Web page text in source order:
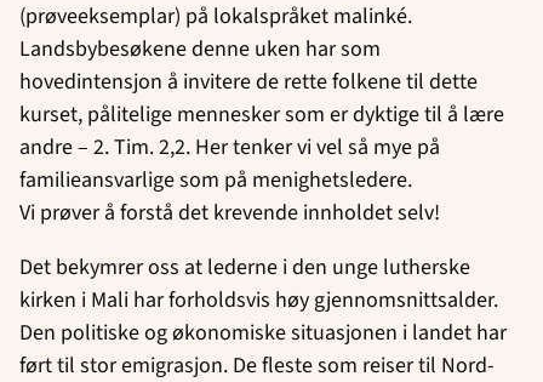
(prøveeksemplar) på lokalspråket malinké.
Landsbybesøkene denne uken har som
hovedintensjon å invitere de rette folkene til dette
kurset, pålitelige mennesker som er dyktige til å lære
andre – 2. Tim. 2,2. Her tenker vi vel så mye på
familieansvarlige som på menighetsledere.
Vi prøver å forstå det krevende innholdet selv!
Det bekymrer oss at lederne i den unge lutherske
kirken i Mali har forholdsvis høy gjennomsnittsalder.
Den politiske og økonomiske situasjonen i landet har
ført til stor emigrasjon. De fleste som reiser til Nord-